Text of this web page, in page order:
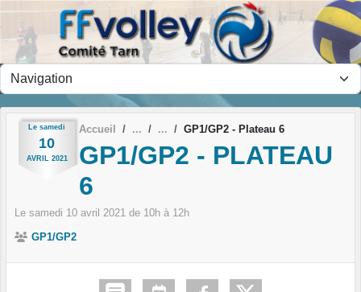
Le samedi
10
AVRIL 2021
Accueil GP1/GP2 - Plateau 6
GP1/GP2 - PLATEAU
6
Le samedi 10 avril 2021 de 10h à 12h
GP1/GP2
Panneau de gestion des cookies